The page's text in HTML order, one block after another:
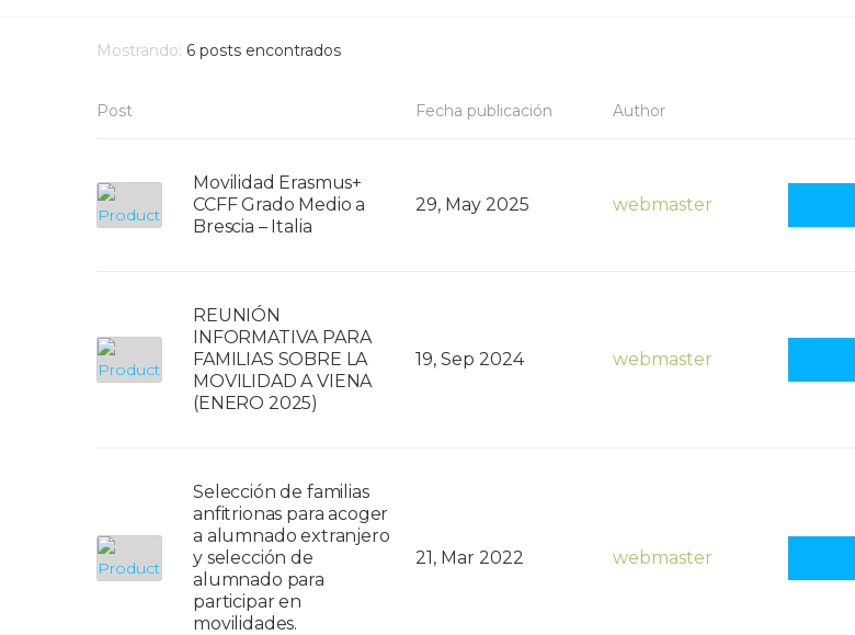
Mostrando: 6 posts encontrados
Post Fecha publicación Author
Movilidad Erasmus+
CCFF Grado Medio a
Brescia – Italia
29, May 2025 webmaster
REUNIÓN
INFORMATIVA PARA
FAMILIAS SOBRE LA
MOVILIDAD A VIENA
(ENERO 2025)
19, Sep 2024 webmaster
Selección de familias
anfitrionas para acoger
a alumnado extranjero
y selección de
alumnado para
participar en
movilidades.
21, Mar 2022 webmaster